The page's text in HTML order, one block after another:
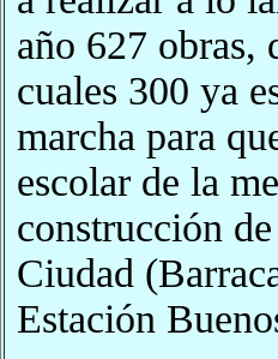
año 627 obras,
cuales 300 ya
marcha para
escolar de la
construcción
Ciudad
Estación